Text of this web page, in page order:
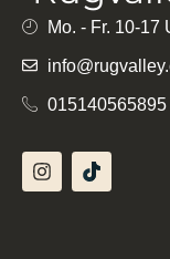
Mo. - Fr. 10-17
015140565895